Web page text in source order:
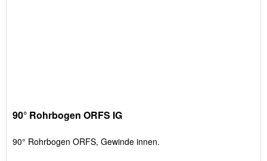
90° Rohrbogen ORFS IG
90° Rohrbogen ORFS, Gewinde innen.